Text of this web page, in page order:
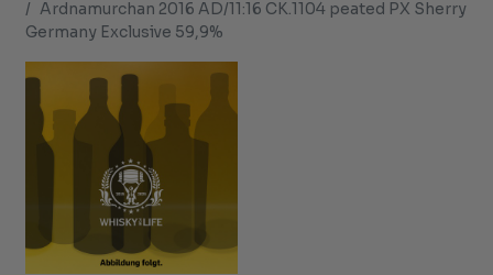
Ardnamurchan 2016 AD/11:16 CK.1104 peated PX Sherry
Germany Exclusive 59,9%